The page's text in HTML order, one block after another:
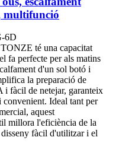
multifunció
6D
té una capacitat
fa perfecte per als matins
d'un sol botó i
la preparació de
i fàcil de netejar, garanteix
convenient. Ideal tant per
aquest
millora l'eficiència de la
fàcil d'utilitzar i el